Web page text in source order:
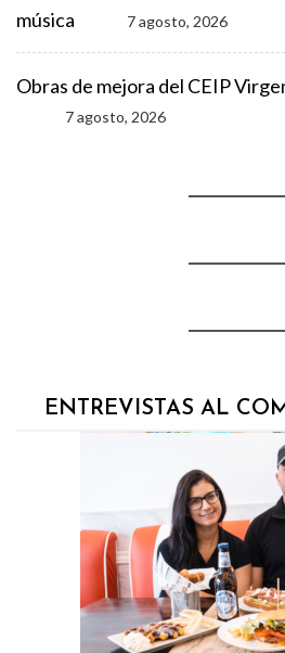
música
7 agosto, 2026
Obras de mejora del CEIP
7 agosto, 2026
ENTREVISTAS AL